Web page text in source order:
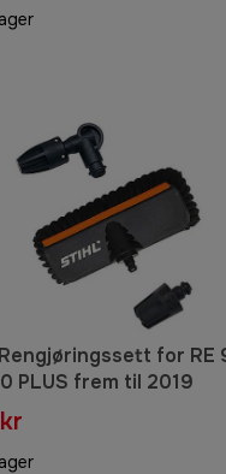
for RE
PLUS frem til 2019